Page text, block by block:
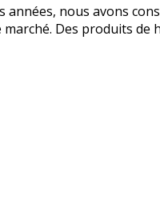
années, nous avons
Des produits de